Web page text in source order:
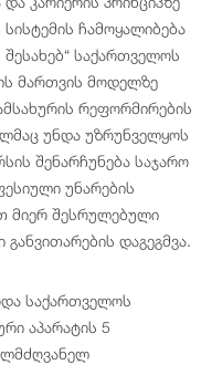
ჩამოყალიბება
საქართველოს
მართვის მოდელზე
რეფორმირების
უნდა უზრუნველყოს
შენარჩუნება საჯარო
უნარების
მიერ შესრულებული
დაგეგმვა.
საქართველოს
აპარატის 5